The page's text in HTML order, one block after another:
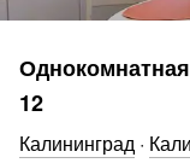
12
Калининград ·